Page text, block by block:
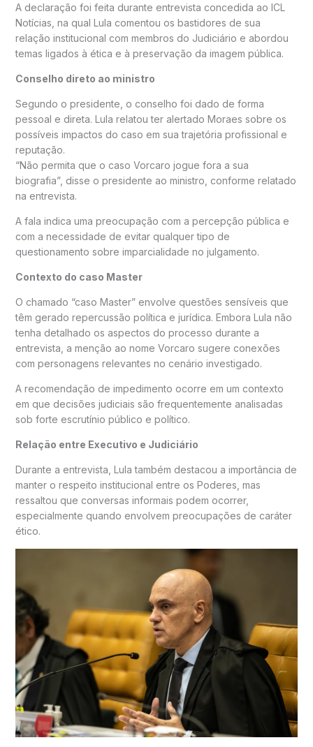
A declaração foi feita durante entrevista concedida ao ICL
Notícias , na qual Lula comentou os bastidores de sua
relação institucional com membros do Judiciário e abordou
temas ligados à ética e à preservação da imagem pública.
Conselho direto ao ministro
Segundo o presidente, o conselho foi dado de forma
pessoal e direta. Lula relatou ter alertado Moraes sobre os
possíveis impactos do caso em sua trajetória profissional e
reputação.
“Não permita que o caso Vorcaro jogue fora a sua
biografia”, disse o presidente ao ministro, conforme relatado
na entrevista.
A fala indica uma preocupação com a percepção pública e
com a necessidade de evitar qualquer tipo de
questionamento sobre imparcialidade no julgamento.
Contexto do caso Master
O chamado “caso Master” envolve questões sensíveis que
têm gerado repercussão política e jurídica. Embora Lula não
tenha detalhado os aspectos do processo durante a
entrevista, a menção ao nome Vorcaro sugere conexões
com personagens relevantes no cenário investigado.
A recomendação de impedimento ocorre em um contexto
em que decisões judiciais são frequentemente analisadas
sob forte escrutínio público e político.
Relação entre Executivo e Judiciário
Durante a entrevista, Lula também destacou a importância de
manter o respeito institucional entre os Poderes, mas
ressaltou que conversas informais podem ocorrer,
especialmente quando envolvem preocupações de caráter
ético.